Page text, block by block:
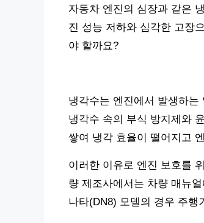
자동차 엔진의 심장과 같은
진 성능 저하와 심각한 고장
야 할까요?
냉각수는 엔진에서 발생하
냉각수 속의 부식 방지제와
쌓여 냉각 효율이 떨어지고
이러한 이유로 엔진 보호를
량 제조사에서는 차량 매뉴
나타(DN8) 모델의 경우 주행